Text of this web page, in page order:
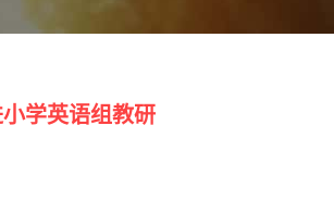
学英语组教研